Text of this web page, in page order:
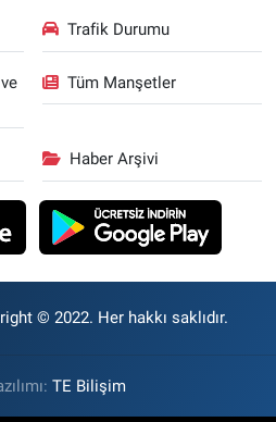
Trafik Durumu
Tüm Manşetler
Haber Arşivi
© 2022. Her hakkı saklıdır.
TE Bilişim